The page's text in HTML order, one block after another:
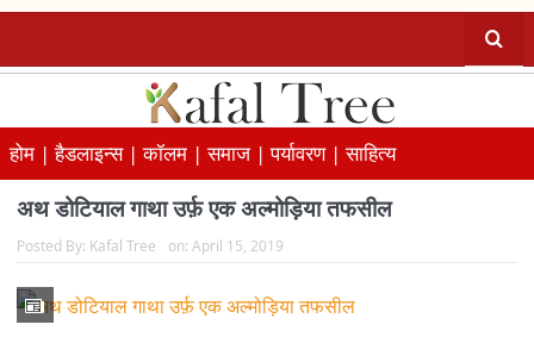
होम |हैडलाइन्स |कॉलम |समाज |पर्यावरण |साहित्य
अथ डोटियाल गाथा उर्फ़ एक अल्मोड़िया तफसील
Posted By: Kafal Tree on: April 15, 2019